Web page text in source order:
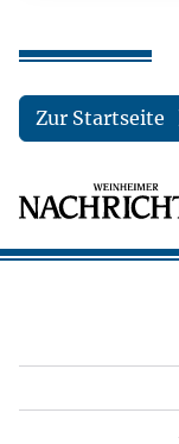
Zur Startseite